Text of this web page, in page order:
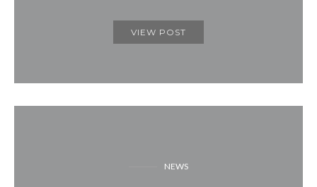
VIEW POST
NEWS